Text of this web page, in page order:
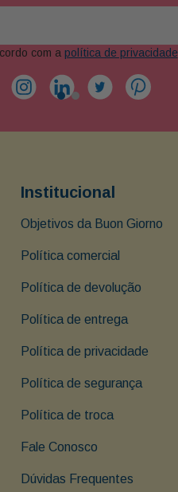
com a política de privacidade
Institucional
Objetivos da Buon Giorno
Política comercial
Política de devolução
Política de entrega
Política de privacidade
Política de segurança
Política de troca
Fale Conosco
Dúvidas Frequentes